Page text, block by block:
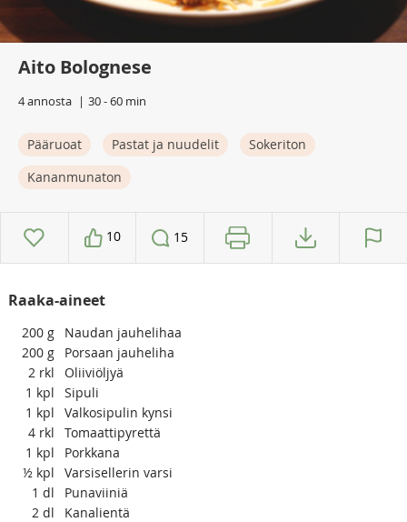
Aito Bolognese
4 annosta 30 - 60 min
Pääruoat Pastat ja nuudelit
Sokeriton
Kananmunaton
10 15
Raaka-aineet
200 g
Naudan jauhelihaa
200 g
Porsaan jauheliha
2 rkl
Oliiviöljyä
1 kpl
Sipuli
1 kpl
Valkosipulin kynsi
4 rkl
Tomaattipyrettä
1 kpl
Porkkana
½ kpl
Varsisellerin varsi
1 dl
Punaviiniä
2 dl
Kanalientä